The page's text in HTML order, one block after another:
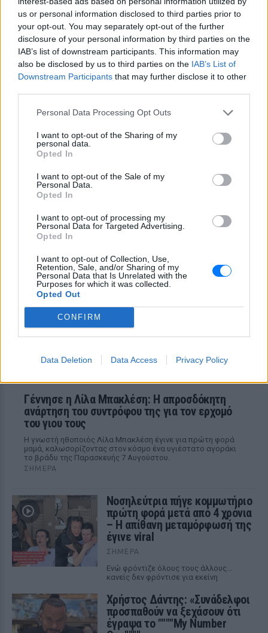
us or personal information disclosed to third parties prior to
your opt-out. You may separately opt-out of the further
disclosure of your personal information by third parties on the
IAB’s list of downstream participants. This information may
also be disclosed by us to third parties on the IAB’s List of
Downstream Participants that may further disclose it to other
Personal Data Processing Opt Outs
I want to opt-out of the Sharing of my
personal data.
Opted In
I want to opt-out of the Sale of my
Personal Data.
Opted In
I want to opt-out of processing my
Personal Data for Targeted Advertising.
Opted In
I want to opt-out of Collection, Use,
Retention, Sale, and/or Sharing of my
Personal Data that Is Unrelated with the
Purposes for which it was collected.
Opted Out
CONFIRM
Data Deletion Data Access Privacy Policy
τρολάρισμα online
ΣΉΜΕΡΑ
Πολλοί εξέφρασαν απορία για την
καταλληλότητα του νερού, με σχόλια
όπως «τα πόδια του δεν ήταν μέσα σε
αυτό;»
22 χρόνια από τον θάνατο του
Δημήτρη Παπαμιχαήλ: Η
ανάρτηση της Φίνος Φιλμ για
το «γοητευτικό λεβεντόπαιδο
του ελληνικού σινεμά»
Τον θυμόμαστε ως σπουδαίο ηθοποιό και
καλλιτέχνη που αποτέλεσε, μαζί με την
Μαρίνα Βερνίκου: Πόζαρε με
ΣΉΜΕΡΑ
Η Μαρίνα Βερνίκου εξηγεί πώς να
αντιδρούμε όταν συναντάμε λαγοκέφαλο
Γέννησε η Λίλα Μπακλέση: Η απροσδόκητη
ανάρτηση του συντρόφου της για τον ερχομό
του γιου τους
Η γνωστή ηθοποιός Λίλα Μπακλέση έγινε για πρώτη φορά
μαμά, καλωσορίζοντας στον κόσμο ένα υγιέστατο αγοράκι
το βράδυ της Παρασκευής 7 Αυγούστου.
ΣΉΜΕΡΑ
Νοσηλεύτρια πήγε κομμωτήριο
πρώτη φορά μετά από 4 χρόνια
– Η απίθανη μεταμόρφωσή της
έγινε viral
ΣΉΜΕΡΑ
Ενώ φρόντιζε όλους τους άλλους...
κανείς δεν φρόντισε για εκείνη
Χρήστος Δάντης: «Συνάδελφοι
προσπαθούν να ξεχάσουν ότι
έγραψα το """"My Number